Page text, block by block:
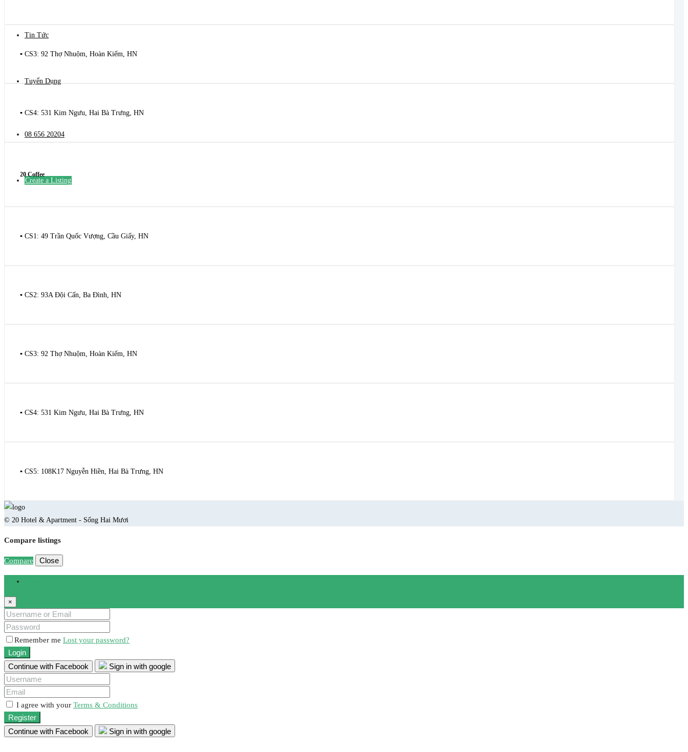
Tin Tức
Tuyển Dụng
08 656 20204
Create a Listing
▪️ CS3: 92 Thợ Nhuộm, Hoàn Kiếm, HN
▪️ CS4: 531 Kim Ngưu, Hai Bà Trưng, HN
20 Coffee
▪️ CS1: 49 Trần Quốc Vượng, Cầu Giấy, HN
▪️ CS2: 93A Đội Cấn, Ba Đình, HN
▪️ CS3: 92 Thợ Nhuộm, Hoàn Kiếm, HN
▪️ CS4: 531 Kim Ngưu, Hai Bà Trưng, HN
▪️ CS5: 108K17 Nguyễn Hiền, Hai Bà Trưng, HN
© 20 Hotel & Apartment - Sống Hai Mươi
Compare listings
Compare Close
×
Remember me Lost your password?
Login
Continue with Facebook
Sign in with google
I agree with your Terms & Conditions
Register
Continue with Facebook
Sign in with google